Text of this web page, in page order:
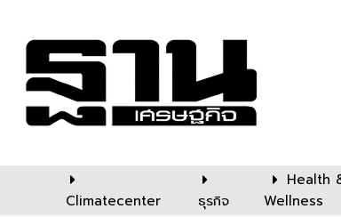
Climatecenter ธุรกิจ
Health
Wellness